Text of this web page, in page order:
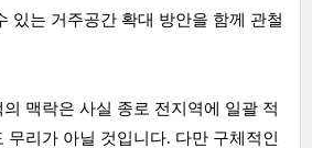
있는 거주공간 확대 방안을 함께 관철
맥락은 사실 종로 전지역에 일괄 적
무리가 아닐 것입니다. 다만 구체적인